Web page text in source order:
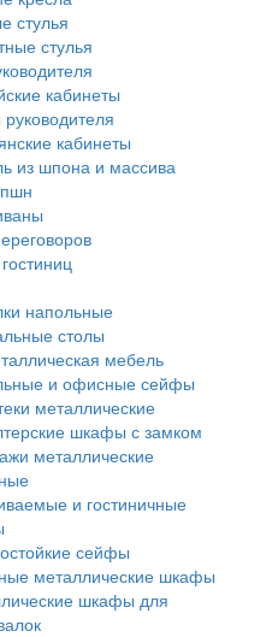
стулья
стулья
кабинеты
кабинеты
из шпона и массива
напольные
столы
мебель
и офисные сейфы
металлические
шкафы с замком
металлические
и гостиничные
сейфы
металлические шкафы
шкафы для